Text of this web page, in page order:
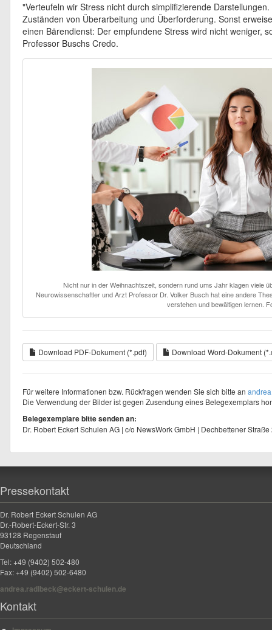
"Verteufeln wir Stress nicht durch simplifizierende
Zuständen von Überarbeitung und Überforderung. Sonst
einen Bärendienst: Der empfundene Stress wird nicht weniger,
Professor Buschs Credo.
Nicht nur in der Weihnachtszeit, sondern rund ums Jahr klagen viele
Neurowissenschaftler und Arzt Professor Dr. Volker Busch hat eine andere
verstehen und bewältigen lernen.
Download PDF-Dokument (*.pdf) Download Word-Dokument
Für weitere Informationen bzw. Rückfragen wenden Sie sich bitte an
Die Verwendung der Bilder ist gegen Zusendung eines Belegexemplars
Belegexemplare bitte senden an:
Dr. Robert Eckert Schulen AG | c/o NewsWork GmbH | Dechbettener
Pressekontakt
Dr. Robert Eckert Schulen AG
Dr.-Robert-Eckert-Str. 3
93128 Regenstauf
Deutschland
Tel: +49 (9402) 502-480
Fax: +49 (9402) 502-6480
andrea.radlbeck@eckert-schulen.de
Kontakt